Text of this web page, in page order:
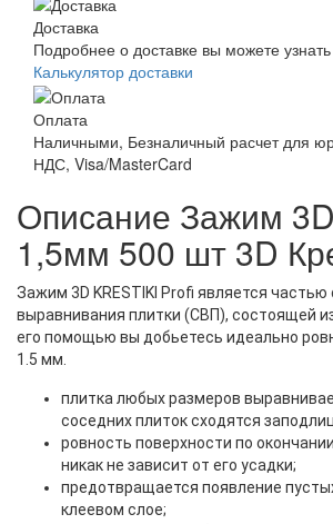
Доставка
Подробнее о доставке вы можете
Калькулятор доставки
Оплата
Наличными, Безналичный расчет для
НДС, Visa/MasterCard
Описание Зажим
1,5мм 500 шт 3D
Зажим 3D KRESTIKI Profi является
выравнивания плитки (СВП), состоящей
его помощью вы добьетесь идеально
1.5 мм.
плитка любых размеров
соседних плиток сходятся
ровность поверхности по
никак не зависит от его усадки;
предотвращается появление
клеевом слое;